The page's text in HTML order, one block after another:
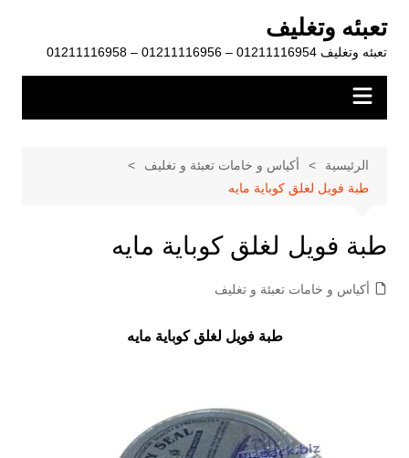
المحتوى
تعبئه وتغليف
تعبئه وتغليف 01211116954 – 01211116956 – 01211116958
الرئيسية
أكياس و خامات تعبئة و تغليف
طبة فويل لغلق كوباية مايه
طبة فويل لغلق كوباية مايه
أكياس و خامات تعبئة و تغليف
طبة فويل لغلق كوباية مايه